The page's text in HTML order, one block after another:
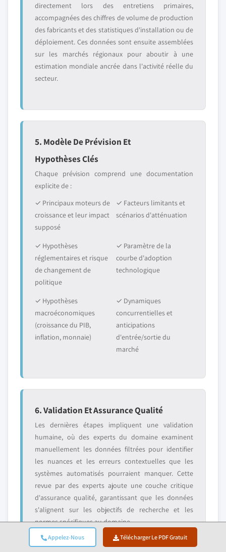
Appelez-Nous Télécharger Le PDF Gratuit
directement lors des entretiens primaires,
accompagnées des chiffres de volume de production
des fabricants et des statistiques d'installation ou de
déploiement. Ces données sont ensuite assemblées
sur les marchés régionaux pour aboutir à une
estimation mondiale ancrée dans l'activité réelle du
secteur.
5. Modèle De Prévision Et
Hypothèses Clés
Chaque prévision comprend une documentation
explicite de :
✓ Principaux moteurs de
croissance et leur impact
supposé
✓ Facteurs limitants et
scénarios d'atténuation
✓ Hypothèses
réglementaires et risque
de changement de
politique
✓ Paramètre de la
courbe d'adoption
technologique
✓ Hypothèses
macroéconomiques
(croissance du PIB,
inflation, monnaie)
✓ Dynamiques
concurrentielles et
anticipations
d'entrée/sortie du
marché
6. Validation Et Assurance Qualité
Les dernières étapes impliquent une validation
humaine, où des experts du domaine examinent
manuellement les données filtrées pour identifier
les nuances et les erreurs contextuelles que les
systèmes automatisés pourraient manquer. Cette
revue par des experts ajoute une couche critique
d'assurance qualité, garantissant que les données
s'alignent sur les objectifs de recherche et les
normes spécifiques au domaine.
Notre processus de validation à triple couche assure